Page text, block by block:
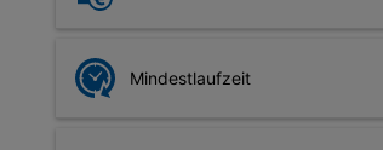
Autos ist eingedrückt (Sachschaden)
verpassen und ihm damit der
Beitrag selbst übernehmen. Alles,
Mindestlaufzeit